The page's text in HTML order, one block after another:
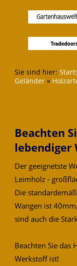
Sie sind hier:
Geländer »
Beachten
lebendiger
Der geeignetste
Leimholz -
Die
Wangen ist
sind auch die
Beachten Sie das
Werkstoff ist!